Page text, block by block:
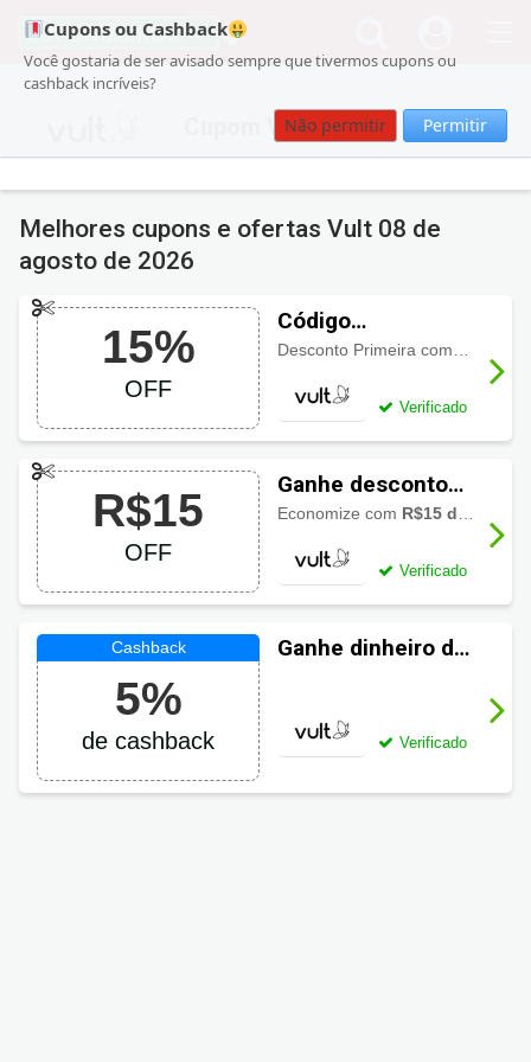
Cupons ou Cashback
Você gostaria de ser avisado sempre que tivermos cupons ou
cashback incríveis?
Não permitir Permitir
Cupom Vult
Melhores cupons e ofertas Vult 08 de
agosto de 2026
15%
OFF
Código
promocional Vult
com 15% OFF
Verificado
R$15
OFF
Ganhe desconto
de R$15 OFF com
cupom Vult
Economize com R$15 de desconto
Verificado
5%
de cashback
Ganhe dinheiro de
Verificado